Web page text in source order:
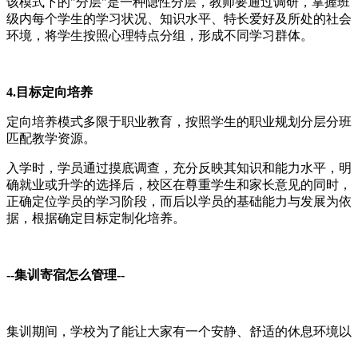
级内每个学生的学习状况、知识水平、特长爱好及所处的社会
环境，将学生按照心理特点分组，形成不同学习群体。
4.目标定向培养
定向培养模式多限于职业教育，按照学生的职业规划分层分班
匹配教学资源。
入学时，学员通过摸底调查，充分反映其知识和能力水平，明
确就业或升学的选择后，校区在尊重学生和家长意见的同时，
正确定位学员的学习阶段，而后以学员的基础能力与发展为依
据，根据确定目标定制化培养。
--集训寄宿怎么管理--
集训期间，学校为了能让大家有一个安静、舒适的休息环境以